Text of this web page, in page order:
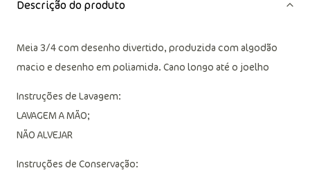
Descrição do produto
Meia 3/4 com desenho divertido, produzida com algodão
macio e desenho em poliamida. Cano longo até o joelho
Instruções de Lavagem:
LAVAGEM A MÃO;
NÃO ALVEJAR
Instruções de Conservação: